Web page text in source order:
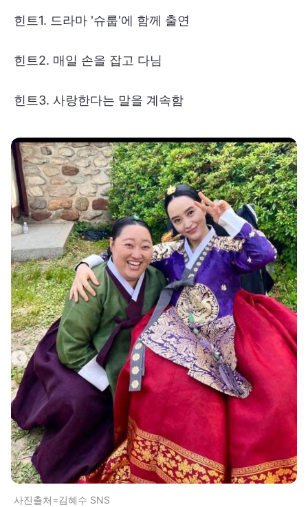
힌트1. 드라마 '슈룹'에 함께 출연
힌트2. 매일 손을 잡고 다님
힌트3. 사랑한다는 말을 계속함
사진출처=김혜수 SNS